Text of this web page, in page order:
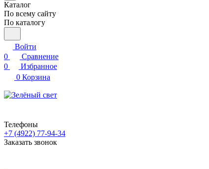
Каталог
По всему сайту
По каталогу
Войти
0
Сравнение
0
Избранное
0 Корзина
Телефоны
+7 (4922) 77-94-34
Заказать звонок